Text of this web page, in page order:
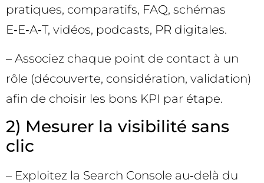
pratiques, comparatifs, FAQ, schémas
E‑E‑A‑T, vidéos, podcasts, PR digitales.
– Associez chaque point de contact à un
rôle (découverte, considération, validation)
afin de choisir les bons KPI par étape.
2) Mesurer la visibilité sans
clic
– Exploitez la Search Console au‑delà du